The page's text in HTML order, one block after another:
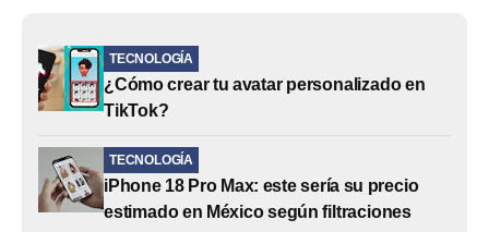
TECNOLOGÍA
¿Cómo crear tu avatar personalizado en
TikTok?
TECNOLOGÍA
iPhone 18 Pro Max: este sería su precio
estimado en México según filtraciones